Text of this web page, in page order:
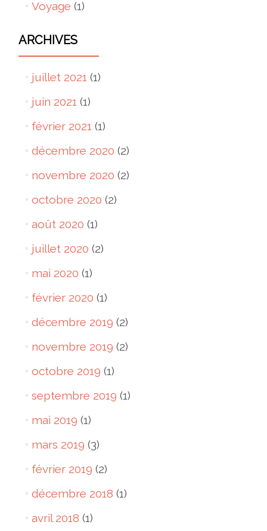
Voyage (1)
ARCHIVES
juillet 2021 (1)
juin 2021 (1)
février 2021 (1)
décembre 2020 (2)
novembre 2020 (2)
octobre 2020 (2)
août 2020 (1)
juillet 2020 (2)
mai 2020 (1)
février 2020 (1)
décembre 2019 (2)
novembre 2019 (2)
octobre 2019 (1)
septembre 2019 (1)
mai 2019 (1)
mars 2019 (3)
février 2019 (2)
décembre 2018 (1)
avril 2018 (1)